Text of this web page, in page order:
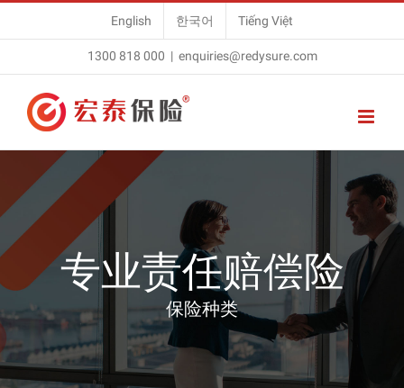
to
English 한국어 Tiếng Việt
1300 818 000 | enquiries@redysure.com
专业责任赔偿险
保险种类